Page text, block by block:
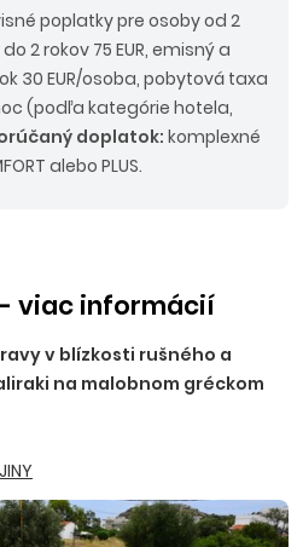
poplatky pre osoby od 2
2 rokov 75 EUR, emisný a
30 EUR/osoba, pobytová taxa
noc (podľa kategórie hotela,
doplatok: komplexné
alebo PLUS.
viac informácií
v blízkosti rušného a
na malobnom gréckom